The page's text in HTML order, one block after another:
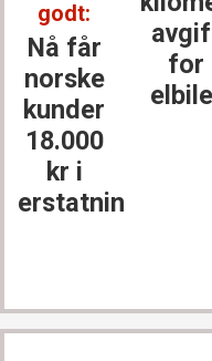
godt:
Nå får
norske
kunder
18.000
kr i
erstatning
for